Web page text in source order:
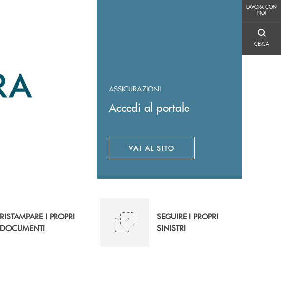
LAVORA CON
NOI
CERCA
ASSICURAZIONI
Accedi al portale
VAI AL SITOAPRE UNA NUOVA FINESTRA
RISTAMPARE I PROPRI
DOCUMENTI
SEGUIRE I PROPRI
SINISTRI